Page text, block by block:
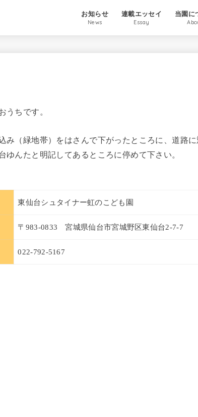
お知らせ
News
連載エッセイ
Essay
当園に
うちです。
み（緑地帯）をはさんで下がったところに、道路に
んたと明記してあるところに停めて下さい。
東仙台シュタイナー虹のこども園
〒983-0833 宮城県仙台市宮城野区東仙台2-7-7
022-792-5167